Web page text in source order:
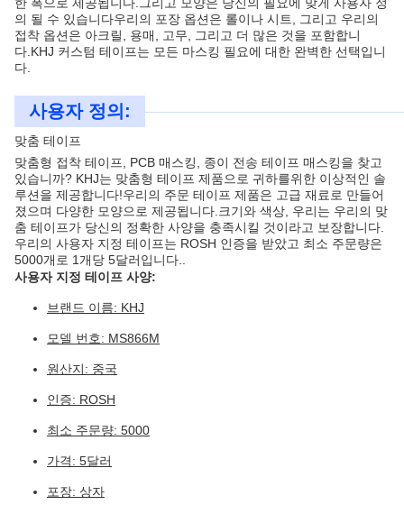
의 될 수 있습니다우리의 포장 옵션은 롤이나 시트, 그리고 우리의
접착 옵션은 아크릴, 용매, 고무, 그리고 더 많은 것을 포함합니
다.KHJ 커스텀 테이프는 모든 마스킹 필요에 대한 완벽한 선택입니
다.
사용자 정의:
맞춤 테이프
맞춤형 접착 테이프, PCB 매스킹, 종이 전송 테이프 매스킹을 찾고
있습니까? KHJ는 맞춤형 테이프 제품으로 귀하를위한 이상적인 솔
루션을 제공합니다!우리의 주문 테이프 제품은 고급 재료로 만들어
졌으며 다양한 모양으로 제공됩니다.크기와 색상, 우리는 우리의 맞
춤 테이프가 당신의 정확한 사양을 충족시킬 것이라고 보장합니다.
우리의 사용자 지정 테이프는 ROSH 인증을 받았고 최소 주문량은
5000개로 1개당 5달러입니다..
사용자 지정 테이프 사양:
브랜드 이름: KHJ
모델 번호: MS866M
원산지: 중국
인증: ROSH
최소 주문량: 5000
가격: 5달러
포장: 상자